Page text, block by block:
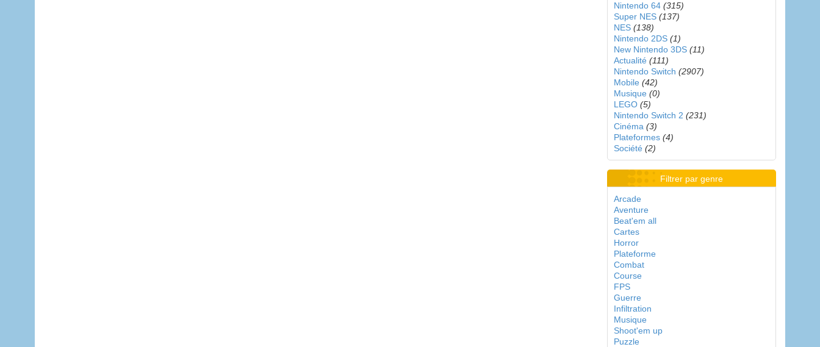
Nintendo 64 (315)
Super NES (137)
NES (138)
Nintendo 2DS (1)
New Nintendo 3DS (11)
Actualité (111)
Nintendo Switch (2907)
Mobile (42)
Musique (0)
LEGO (5)
Nintendo Switch 2 (231)
Cinéma (3)
Plateformes (4)
Société (2)
Filtrer par genre
Arcade
Aventure
Beat'em all
Cartes
Horror
Plateforme
Combat
Course
FPS
Guerre
Infiltration
Musique
Shoot'em up
Puzzle